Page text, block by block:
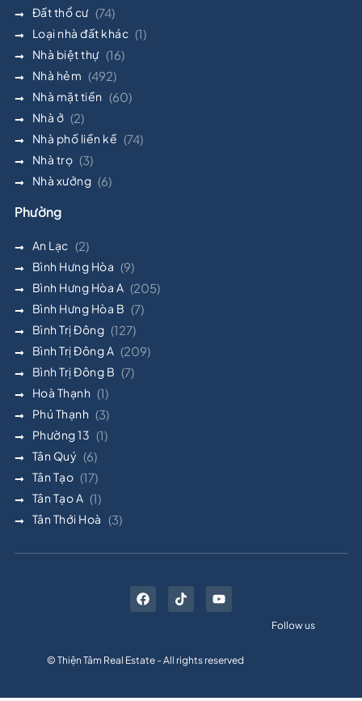
Đất thổ cư (74)
Loại nhà đất khác (1)
Nhà biệt thự (16)
Nhà hẻm (492)
Nhà mặt tiền (60)
Nhà ở (2)
Nhà phố liền kề (74)
Nhà trọ (3)
Nhà xưởng (6)
Phường
An Lạc (2)
Bình Hưng Hòa (9)
Bình Hưng Hòa A (205)
Bình Hưng Hòa B (7)
Bình Trị Đông (127)
Bình Trị Đông A (209)
Bình Trị Đông B (7)
Hoà Thạnh (1)
Phú Thạnh (3)
Phường 13 (1)
Tân Quý (6)
Tân Tạo (17)
Tân Tạo A (1)
Tân Thới Hoà (3)
© Thiện Tâm Real Estate - All rights reserved
Follow us